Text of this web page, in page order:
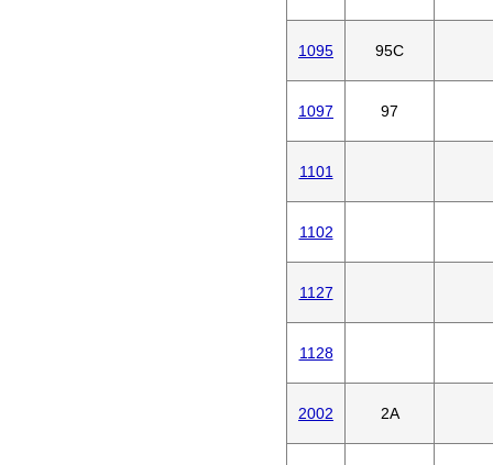
1095 95C
1097 97
1101
1102
1127
1128
2002 2A